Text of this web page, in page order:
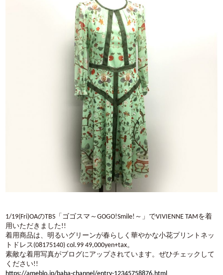
1/19(Fri)OAのTBS「ゴゴスマ～GOGO!Smile!～」でVIVIENNE TAMを着
用いただきました!!
着用商品は、明るいグリーンが春らしく華やかな小花プリントネッ
トドレス(08175140) col.99 49,000yen+tax。
素敵な着用写真がブログにアップされています。ぜひチェックして
ください!!